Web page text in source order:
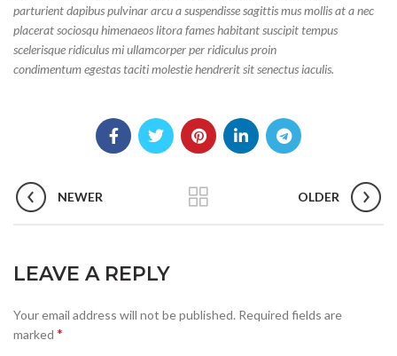
parturient dapibus pulvinar arcu a suspendisse sagittis mus mollis at a nec
placerat sociosqu himenaeos litora fames habitant suscipit tempus
scelerisque ridiculus mi ullamcorper per ridiculus proin
condimentum egestas taciti molestie hendrerit sit senectus iaculis.
NEWER OLDER
LEAVE A REPLY
Your email address will not be published. Required fields are
marked *